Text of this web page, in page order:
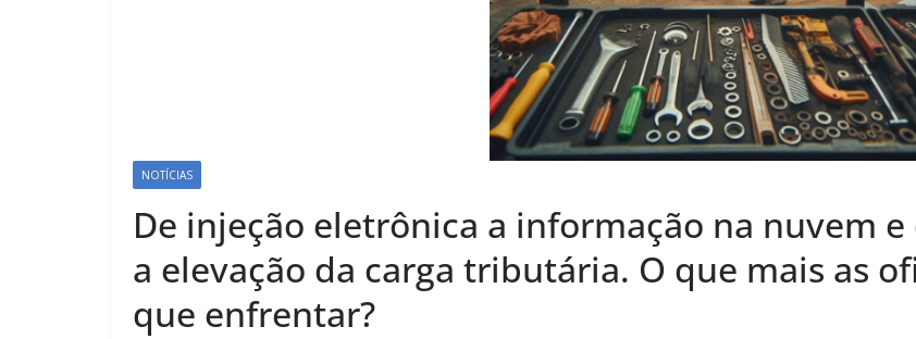
NOTÍCIAS
De injeção eletrônica a informação na nuvem
a elevação da carga tributária. O que mais as
que enfrentar?